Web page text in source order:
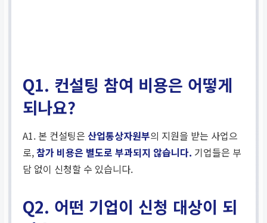
Q1. 컨설팅 참여 비용은 어떻게
되나요?
A1. 본 컨설팅은산업통상자원부의 지원을 받는 사업으
로,참가 비용은 별도로 부과되지 않습니다. 기업들은 부
담 없이 신청할 수 있습니다.
Q2. 어떤 기업이 신청 대상이 되